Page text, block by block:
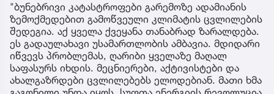
"ბუნებრივი კატასტროფები გარემოზე ადამიანის
ზემოქმედებით გამოწვეული კლიმატის ცვლილების
შედეგია. აქ ყველა ქვეყანა თანაბრად ზარალდება.
ეს გადაულახავი უსამართლობის ამბავია. მდიდარი
იწვევს პრობლემას, ღარიბი ყველაზე მაღალ
საფასურს იხდის. მეცნიერები, აქტივისტები და
ახალგაზრდები ცვლილებებს ელოდებიან. მათი ხმა